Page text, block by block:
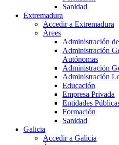
Sanidad
Extremadura
Accedir a Extremadura
Àrees
Administración
Administración
Autónomas
Administración
Administración
Educación
Empresa Privada
Entidades
Formación
Sanidad
Galicia
Accedir a Galicia